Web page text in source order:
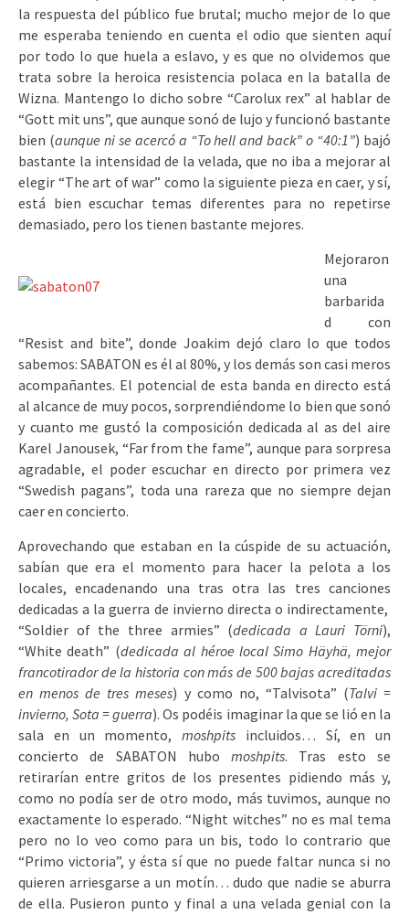
la respuesta del público fue brutal; mucho mejor de lo que
me esperaba teniendo en cuenta el odio que sienten aquí
por todo lo que huela a eslavo, y es que no olvidemos que
trata sobre la heroica resistencia polaca en la batalla de
Wizna. Mantengo lo dicho sobre “Carolux rex” al hablar de
“Gott mit uns”, que aunque sonó de lujo y funcionó bastante
bien (aunque ni se acercó a “To hell and back” o “40:1”) bajó
bastante la intensidad de la velada, que no iba a mejorar al
elegir “The art of war” como la siguiente pieza en caer, y sí,
está bien escuchar temas diferentes para no repetirse
demasiado, pero los tienen bastante mejores.
Mejoraron
una
barbarida
d con
“Resist and bite”, donde Joakim dejó claro lo que todos
sabemos: SABATON es él al 80%, y los demás son casi meros
acompañantes. El potencial de esta banda en directo está
al alcance de muy pocos, sorprendiéndome lo bien que sonó
y cuanto me gustó la composición dedicada al as del aire
Karel Janousek, “Far from the fame”, aunque para sorpresa
agradable, el poder escuchar en directo por primera vez
“Swedish pagans”, toda una rareza que no siempre dejan
caer en concierto.
Aprovechando que estaban en la cúspide de su actuación,
sabían que era el momento para hacer la pelota a los
locales, encadenando una tras otra las tres canciones
dedicadas a la guerra de invierno directa o indirectamente,
“Soldier of the three armies” (dedicada a Lauri Törni),
“White death” (dedicada al héroe local Simo Häyhä, mejor
francotirador de la historia con más de 500 bajas acreditadas
en menos de tres meses) y como no, “Talvisota” (Talvi =
invierno, Sota = guerra). Os podéis imaginar la que se lió en la
sala en un momento, moshpits incluidos… Sí, en un
concierto de SABATON hubomoshpits. Tras esto se
retirarían entre gritos de los presentes pidiendo más y,
como no podía ser de otro modo, más tuvimos, aunque no
exactamente lo esperado. “Night witches” no es mal tema
pero no lo veo como para un bis, todo lo contrario que
“Primo victoria”, y ésta sí que no puede faltar nunca si no
quieren arriesgarse a un motín… dudo que nadie se aburra
de ella. Pusieron punto y final a una velada genial con la